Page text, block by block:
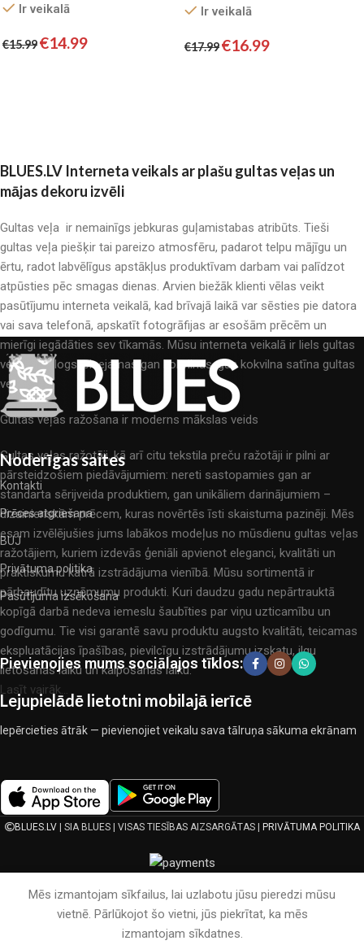
SATĪNS
Ir veikalā
€15.99€14.99
SATĪNS
Ir veikalā
€17.99€16.99
BLUES.LV Interneta veikals ar plašu gultas veļas un
mājas dekoru izvēli
Gultas veļa ir nemainīgs jebkuras guļamistabas atribūts. Tieši
gultas veļa piešķir tai pareizo atmosfēru, padarot telpu mājīgu un
ērtu, radot labvēlīgus apstākļus produktīvam darbam vai palīdzot
atpūsties pēc smagas dienas. Arvien biežāk klienti vēlas veikt
pasūtījumu interneta veikalā, kad brīvajā laikā var sēsties pie datora
vai sava telefonā, apskatīt fotogrāfijas ar esošām prēcēm un
mierīgi iegādāties sev tīkamās. Mūsu interneta veikalā ir liels gultas
veļas katalogs: pieejamas gan kokvilnas, gan kokvilna satīna gultas
veļas.
Gultas veļas ražošana ir moderns mākslas veids
Gultas veļas ražotāji, kā arī citu tekstila preču ražotāji ir pilni ar
pārsteidzošiem piedāvājumiem: nereti sastopamies gan ar
standarta sērijveida produktiem, gan unikāliem darinājumiem –
dizainieriskām prēcem, kuras novērtēs īsti skaistuma pazinēji. Mēs
esam izvēlējušies jums labākos modeļus no mūsdienu gultas veļas
ražotājiem, kuriem izdevās ģeniāli apvienot eleganci, kvalitāti un
praktiskumu katrā izstrādājuma vienībā. Mūsu sortimentā ir
pārbaudītu uzņēmumu produkti. Kuri daudzu gadu nepārtrauktā
kopīgā darbā nedeva iemeslu šaubīties par viņu uzticamību un
godīgumu. Tie visi garantē savu produktu augsto kvalitāti, teicamas
ekspluatācijas īpašības, pievilcīgu izstrādājumu izskatu, ilgu
lietošanas laiku un kalpošanas laiku.
Lasīt vairāk...
Noderīgas saites
Kontakti
Prēces atgriešana
BUJ
Privātuma politika
Pasūtījuma izsēkošana
Pievienojies mums sociālajos tīklos:
Lejupielādē lietotni mobilajā ierīcē
Iepērcieties ātrāk — pievienojiet veikalu sava tālruņa sākuma ekrānam
BLUES.LV| SIA BLUES | VISAS TIESĪBAS AIZSARGĀTAS | PRIVĀTUMA POLITIKA
Mēs izmantojam sīkfailus, lai uzlabotu jūsu pieredzi mūsu
vietnē. Pārlūkojot šo vietni, jūs piekrītat, ka mēs
izmantojam sīkdatnes.